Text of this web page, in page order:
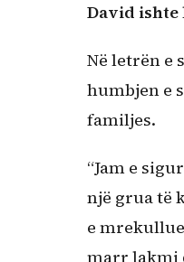
David
Në letrën e
humbjen e
familjes.
“Jam e
një grua të
e
marr lakmi